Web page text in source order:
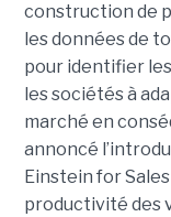
construction de
les données de
pour identifier
les sociétés à
marché en
annoncé
Einstein for
productivité des